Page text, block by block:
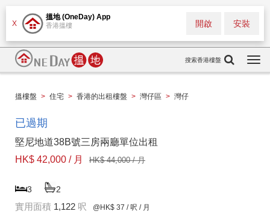
X
搵地 (OneDay) App
香港搵樓 安裝
開啟
搜索香港樓盤
搵樓盤 > 住宅 > 香港的出租樓盤 > 灣仔區 > 灣仔
已過期
堅尼地道38B號三房兩廳單位出租
HK$ 42,000 / 月
HK$ 44,000 / 月
3 2
實用面積 1,122 呎 @HK$ 37 / 呎 / 月